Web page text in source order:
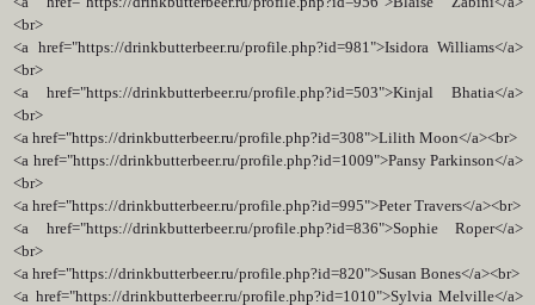
<br>
<a href="https://drinkbutterbeer.ru/profile.php?id=981">Isidora Williams</a>
<br>
<a href="https://drinkbutterbeer.ru/profile.php?id=503">Kinjal Bhatia</a>
<br>
<a href="https://drinkbutterbeer.ru/profile.php?id=308">Lilith Moon</a><br>
<a href="https://drinkbutterbeer.ru/profile.php?id=1009">Pansy Parkinson</a>
<br>
<a href="https://drinkbutterbeer.ru/profile.php?id=995">Peter Travers</a><br>
<a href="https://drinkbutterbeer.ru/profile.php?id=836">Sophie Roper</a>
<br>
<a href="https://drinkbutterbeer.ru/profile.php?id=820">Susan Bones</a><br>
<a href="https://drinkbutterbeer.ru/profile.php?id=1010">Sylvia Melville</a>